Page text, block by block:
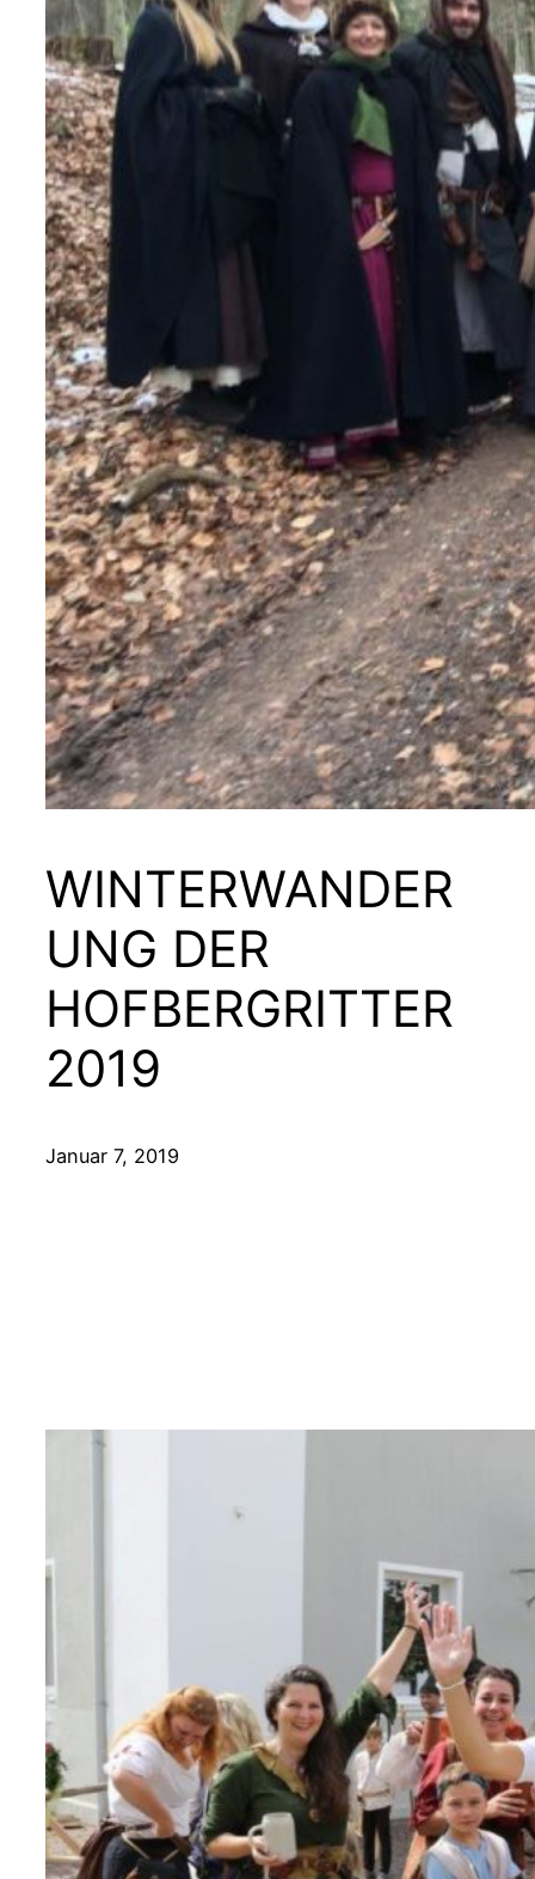
WINTERWANDER
UNG DER
HOFBERGRITTER
2019
Januar 7, 2019